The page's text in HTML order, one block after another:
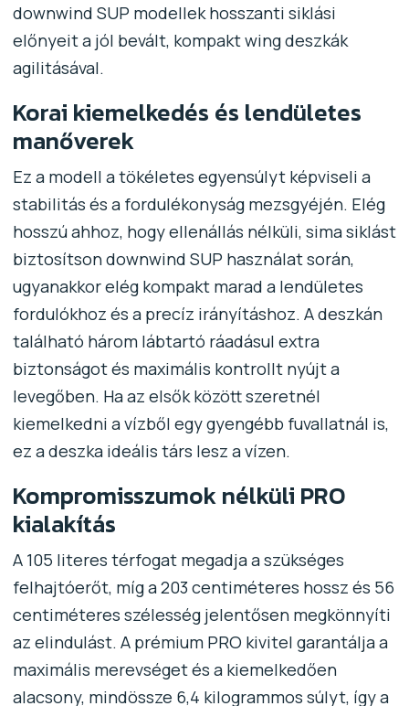
downwind SUP modellek hosszanti siklási
előnyeit a jól bevált, kompakt wing deszkák
agilitásával.
Korai kiemelkedés és lendületes
manőverek
Ez a modell a tökéletes egyensúlyt képviseli a
stabilitás és a fordulékonyság mezsgyéjén. Elég
hosszú ahhoz, hogy ellenállás nélküli, sima siklást
biztosítson downwind SUP használat során,
ugyanakkor elég kompakt marad a lendületes
fordulókhoz és a precíz irányításhoz. A deszkán
található három lábtartó ráadásul extra
biztonságot és maximális kontrollt nyújt a
levegőben. Ha az elsők között szeretnél
kiemelkedni a vízből egy gyengébb fuvallatnál is,
ez a deszka ideális társ lesz a vízen.
Kompromisszumok nélküli PRO
kialakítás
A 105 literes térfogat megadja a szükséges
felhajtóerőt, míg a 203 centiméteres hossz és 56
centiméteres szélesség jelentősen megkönnyíti
az elindulást. A prémium PRO kivitel garantálja a
maximális merevséget és a kiemelkedően
alacsony, mindössze 6,4 kilogrammos súlyt, így a